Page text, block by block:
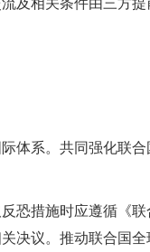
及相关条件由三方提
体系。共同强化联
恐措施时应遵循《
决议。推动联合国全